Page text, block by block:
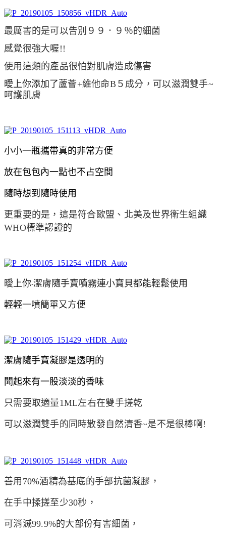
最厲害的是可以告別９９．９％的細菌
感覺很強大喔!!
使用這類的產品很怕對肌膚造成傷害
曖上你添加了蘆薈+維他命B５成分，可以滋潤雙手~
呵護肌膚
小小一瓶攜帶真的非常方便
放在包包內一點也不占空間
隨時想到隨時使用
更重要的是，這是符合歐盟、北美及世界衛生組織
WHO標準認證的
曖上你-潔膚隨手寶噴霧連小寶貝都能輕鬆使用
輕輕一噴簡單又方便
潔膚隨手寶凝膠是透明的
聞起來有一股淡淡的香味
只需要取適量1ML左右在雙手搓乾
可以滋潤雙手的同時散發自然清香~是不是很棒啊!
善用70%酒精為基底的手部抗菌凝膠，
在手中揉搓至少30秒，
可消滅99.9%的大部份有害細菌，